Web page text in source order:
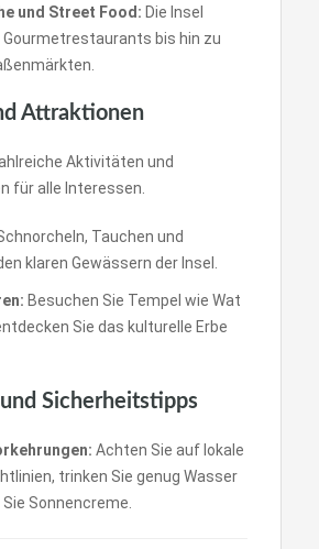
und Street Food: Die Insel
Gourmetrestaurants bis hin zu
Attraktionen
Aktivitäten und
für alle Interessen.
Tauchen und
klaren Gewässern der Insel.
Besuchen Sie Tempel wie Wat
Sie das kulturelle Erbe
Sicherheitstipps
Achten Sie auf lokale
trinken Sie genug Wasser
Sonnencreme.